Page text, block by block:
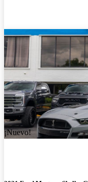
¡Nuevo!